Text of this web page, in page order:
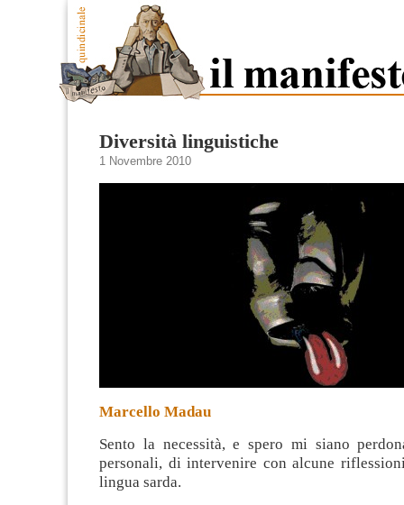
Diversità linguistiche
1 Novembre 2010
Marcello Madau
Sento la necessità, e spero mi siano
personali, di intervenire con alcune
lingua sarda.